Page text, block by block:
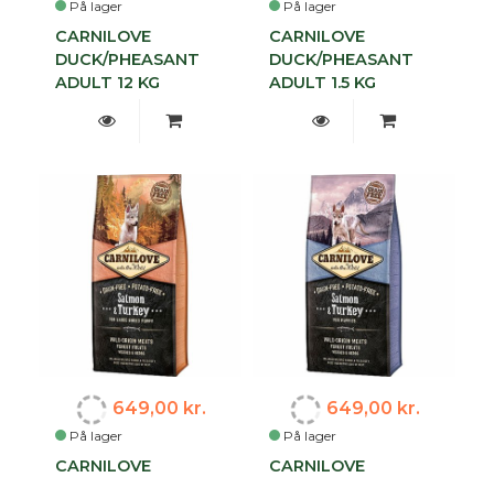
På lager
CARNILOVE
DUCK/PHEASANT
ADULT 12 KG
På lager
CARNILOVE
DUCK/PHEASANT
ADULT 1.5 KG
På lager
649,00 kr.
CARNILOVE
På lager
649,00 kr.
CARNILOVE